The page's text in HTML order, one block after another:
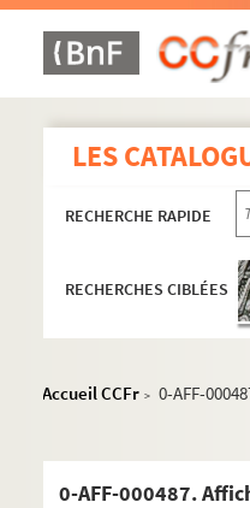
LES
RECHERCHE RAPIDE
RECHERCHES CIBLÉES
Accueil CCFr > 0-AFF-
0-AFF-000487.